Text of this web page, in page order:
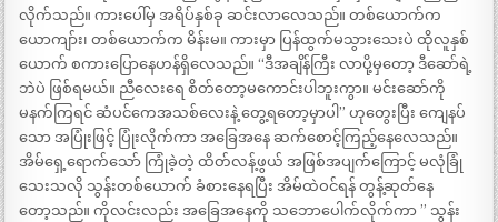
လိုက်သည်။ ကားပေါ်မှ အရိပ်နှစ်ခု ဆင်းလာလေသည်။ တစ်ယောက်က
ယောကျာ်း၊ တစ်ယောက်က မိန်းမ။ ကားမှာ ပြန်ထွက်မသွားသေးပဲ ထိုလူနှစ်
ယောက် စကားပြောနေဟန်ရှိလေသည်။ “ဒီအချိန်ကြီး လာပို့မှတော့ ဒီဆော်ရဲ့
ဘဲပဲ ဖြစ်ရမယ်။ ညီလေးရေ စိတ်တော့မကောင်းပါဘူးကွာ။ မင်းဆော်ကို
မနက်ကြရင် ဆံပင်ကေအသစ်လေးနဲ့ တွေ့ရတော့မှာပါ” ဟုတွေးပြီး ကျေနပ်
သော အပြုံးဖြင့် ပြုံးလိုက်ကာ အခြေအနေ ဆက်စောင့်ကြည့်နေလေသည်။
အိမ်ရှေ့ရောက်သော် ကြုံခဲ့တဲ့ ထိတ်လန့်ဖွယ် အဖြစ်အပျက်ကြောင့် မလုံခြုံ
သေးသလို သွန်းတစ်ယောက် ခံစားနေရပြီး အိမ်ထဲဝင်ရန် တွန့်ဆုတ်နေ
တော့သည်။ ကိုလင်းလည်း အခြေအနေကို သဘောပေါက်လိုက်ကာ ” သွန်း